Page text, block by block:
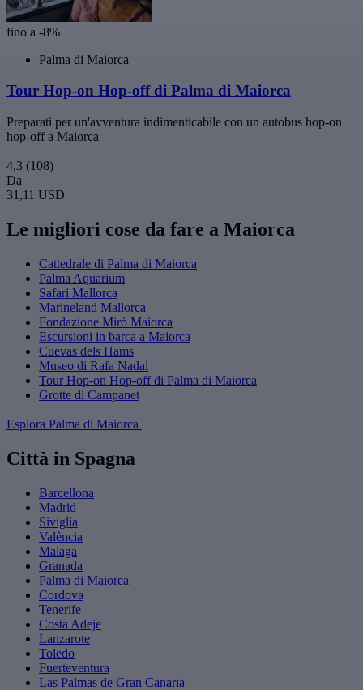
fino a -8%
Palma di Maiorca
Tour Hop-on Hop-off di Palma di Maiorca
Preparati per un'avventura indimenticabile con un autobus hop-on
hop-off a Maiorca
4,3 (108)
Da
31,11 USD
Le migliori cose da fare a Maiorca
Cattedrale di Palma di Maiorca
Palma Aquarium
Safari Mallorca
Marineland Mallorca
Fondazione Miró Maiorca
Escursioni in barca a Maiorca
Cuevas dels Hams
Museo di Rafa Nadal
Tour Hop-on Hop-off di Palma di Maiorca
Grotte di Campanet
Esplora Palma di Maiorca
Città in Spagna
Barcellona
Madrid
Siviglia
València
Malaga
Granada
Palma di Maiorca
Cordova
Tenerife
Costa Adeje
Lanzarote
Toledo
Fuerteventura
Las Palmas de Gran Canaria